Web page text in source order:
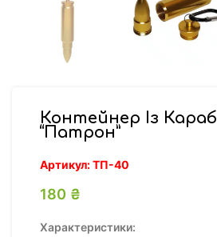
Контейнер Із
“Патрон”
Артикул:ТП-40
180 ₴
Характеристики: